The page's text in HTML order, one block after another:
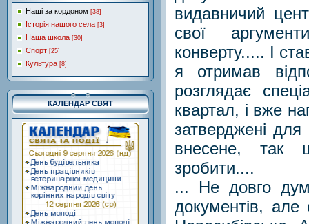
Наші за кордоном [38]
Історія нашого села [3]
Наша школа [30]
Спорт [25]
Культура [8]
КАЛЕНДАР СВЯТ
видавничий
свої
конверту..... І
я отримав
розглядає
квартал, і вже
затверджені
внесене, так
зробити....
... Не довго
документів,